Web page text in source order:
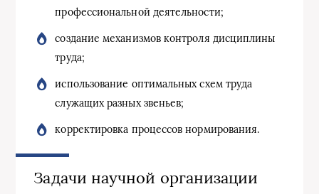
профессиональной деятельности;
создание механизмов контроля дисциплины
труда;
использование оптимальных схем труда
служащих разных звеньев;
корректировка процессов нормирования.
Задачи научной организации